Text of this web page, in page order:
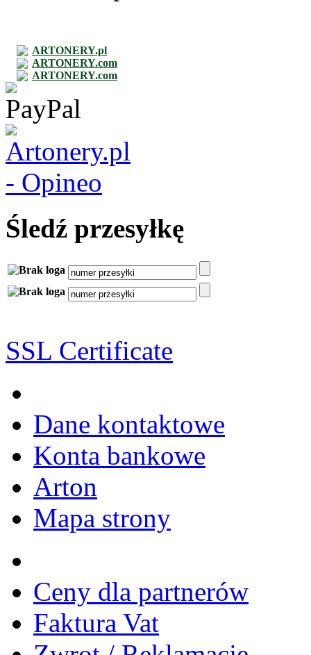
ARTONERY.pl
ARTONERY.com
ARTONERY.com
Śledź przesyłkę
SSL Certificate
Dane kontaktowe
Konta bankowe
Arton
Mapa strony
Ceny dla partnerów
Faktura Vat